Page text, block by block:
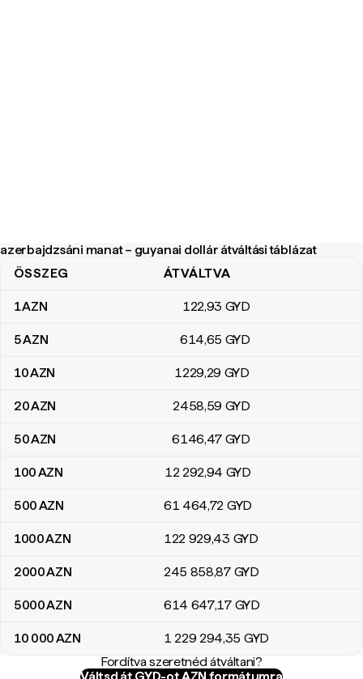
azerbajdzsáni manat – guyanai dollár átváltási táblázat
azerbajdzsáni manat – guyanai dollár átváltási táblázat
ÖSSZEG ÁTVÁLTVA
1AZN 122,93 GYD
5AZN 614,65 GYD
10AZN 1229,29 GYD
20AZN 2458,59 GYD
50AZN 6146,47 GYD
100AZN 12 292,94 GYD
500AZN 61 464,72 GYD
1000AZN 122 929,43 GYD
2000AZN 245 858,87 GYD
5000AZN 614 647,17 GYD
10 000AZN 1 229 294,35 GYD
Fordítva szeretnéd átváltani?